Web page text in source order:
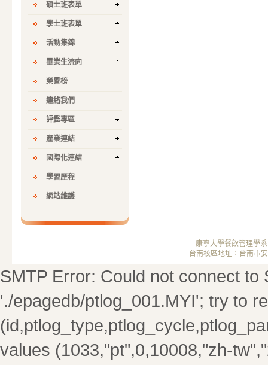
碩士班表單
學士班表單
活動集錦
畢業生流向
榮譽榜
連絡我們
評鑑專區
產業連結
國際化連結
學習歷程
網站維護
康寧大學餐飲管理學
台南校區地址：台南市
SMTP Error: Could not connect
'./epagedb/ptlog_001.MYI'; try to
values (1033,"pt",0,10008,"zh-